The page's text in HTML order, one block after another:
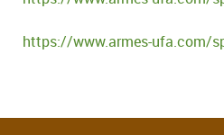
https://www.armes-ufa.com/